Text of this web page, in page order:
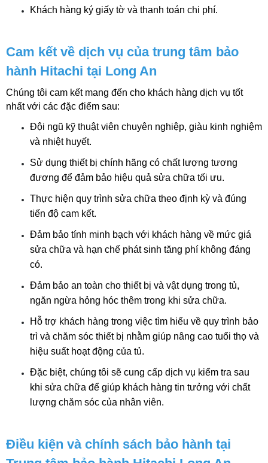
Khách hàng ký giấy tờ và thanh toán chi phí.
Cam kết về dịch vụ của trung tâm bảo
hành Hitachi tại Long An
Chúng tôi cam kết mang đến cho khách hàng dịch vụ tốt
nhất với các đặc điểm sau:
Đội ngũ kỹ thuật viên chuyên nghiệp, giàu kinh nghiệm
và nhiệt huyết.
Sử dụng thiết bị chính hãng có chất lượng tương
đương để đảm bảo hiệu quả sửa chữa tối ưu.
Thực hiện quy trình sửa chữa theo định kỳ và đúng
tiến độ cam kết.
Đảm bảo tính minh bạch với khách hàng về mức giá
sửa chữa và hạn chế phát sinh tăng phí không đáng
có.
Đảm bảo an toàn cho thiết bị và vật dụng trong tủ,
ngăn ngừa hỏng hóc thêm trong khi sửa chữa.
Hỗ trợ khách hàng trong việc tìm hiểu về quy trình bảo
trì và chăm sóc thiết bị nhằm giúp nâng cao tuổi thọ và
hiệu suất hoạt động của tủ.
Đặc biệt, chúng tôi sẽ cung cấp dịch vụ kiểm tra sau
khi sửa chữa để giúp khách hàng tin tưởng với chất
lượng chăm sóc của nhân viên.
Điều kiện và chính sách bảo hành tại